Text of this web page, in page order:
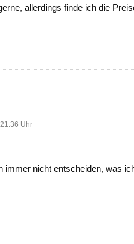
allerdings finde ich die
Uhr
immer nicht entscheiden, was